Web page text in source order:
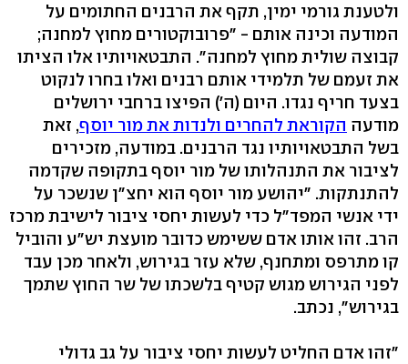
ולטענת גורמי ימין, תקף את הרבנים החתומים על
המודעה וכינה אותם - "פרובוקטורים מחוץ למחנה;
קבוצה שולית מחוץ למחנה". התבטאויותיו אלו הציתו
את זעמם של תלמידי אותם רבנים ואלו בחרו לנקוט
בצעד חריף נגדו. היום (ה') הפיצו ברחבי ירושלים
מודעה הקוראת להחרים ולנדות את מור יוסף, זאת
בשל התבטאויותיו נגד הרבנים. במודעה, מזכירים
לציבור את התנהלותו של מור יוסף בתקופה שקדמה
להתנתקות. "יהושע מור יוסף הוא יחצ"ן שנשכר על
ידי אנשי המפד"ל כדי לעשות יחסי ציבור לישיבת מרכז
הרב. זהו אותו אדם ששימש כדובר מועצת יש"ע והוביל
קו מתרפס ומתחנף, שלא עזר בגירוש, ולאחר מכן עבד
לפני הגירוש מגוש קטיף בלשכתו של שר החוץ שתמך
בגירוש", נכתב.
"זהו אדם החליט לעשות יחסי ציבור על גב גדולי